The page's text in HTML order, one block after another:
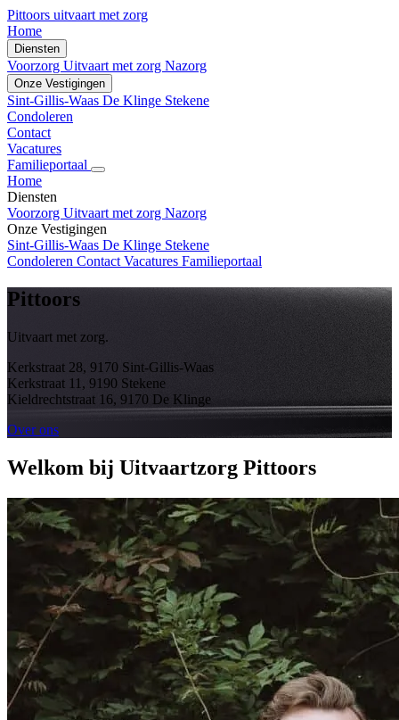
Pittoors uitvaart met zorg
Home
Diensten
Voorzorg Uitvaart met zorg Nazorg
Onze Vestigingen
Sint-Gillis-Waas De Klinge Stekene
Condoleren
Contact
Vacatures
Familieportaal
Home
Diensten
Voorzorg Uitvaart met zorg Nazorg
Onze Vestigingen
Sint-Gillis-Waas De Klinge Stekene
Condoleren Contact Vacatures Familieportaal
Pittoors
Uitvaart met zorg.
Kerkstraat 28, 9170 Sint-Gillis-Waas
Kerkstraat 11, 9190 Stekene
Kieldrechtstraat 16, 9170 De Klinge
Over ons
Welkom bij Uitvaartzorg Pittoors